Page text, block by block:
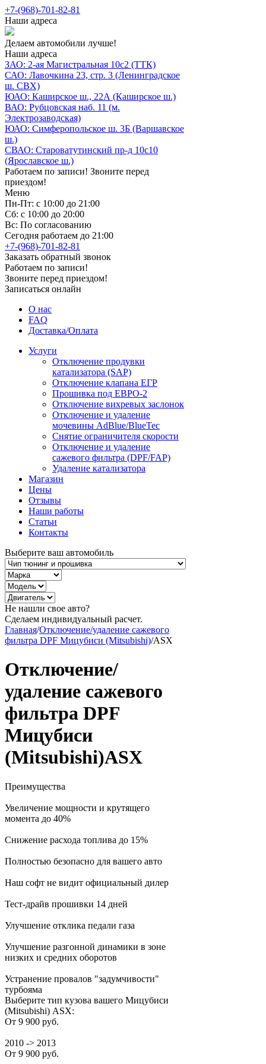
+7-(968)-701-82-81
Наши адреса
Делаем автомобили лучше!
Наши адреса
ЗАО: 2-ая Магистральная 10с2 (ТТК)
САО: Лавочкина 23, стр. 3 (Ленинградское
ш. СВХ)
ЮАО: Каширское ш., 22А (Каширское ш.)
ВАО: Рубцовская наб. 11 (м.
Электрозаводская)
ЮАО: Симферопольское ш. 3Б (Варшавское
ш.)
СВАО: Староватутинский пр-д 10с10
(Ярославское ш.)
Работаем по записи! Звоните перед
приездом!
Меню
Пн-Пт: с 10:00 до 21:00
Сб: с 10:00 до 20:00
Вс: По согласованию
Сегодня работаем до 21:00
+7-(968)-701-82-81
Заказать обратный звонок
Работаем по записи!
Звоните перед приездом!
Записаться онлайн
О нас
FAQ
Доставка/Оплата
Услуги
Отключение продувки
катализатора (SAP)
Отключение клапана ЕГР
Прошивка под ЕВРО-2
Отключение вихревых заслонок
Отключение и удаление
мочевины AdBlue/BlueTec
Снятие ограничителя скорости
Отключение и удаление
сажевого фильтра (DPF/FAP)
Удаление катализатора
Магазин
Цены
Отзывы
Наши работы
Статьи
Контакты
Выберите ваш автомобиль
Не нашли свое авто?
Сделаем индивидуальный расчет.
Главная/Отключение/удаление сажевого
фильтра DPF Мицубиси (Mitsubishi)/ASX
Отключение/
удаление сажевого
фильтра DPF
Мицубиси
(Mitsubishi)ASX
Преимущества
Увеличение мощности и крутящего
момента до 40%
Снижение расхода топлива до 15%
Полностью безопасно для вашего авто
Наш софт не видит официальный дилер
Тест-драйв прошивки 14 дней
Улучшение отклика педали газа
Улучшение разгонной динамики в зоне
низких и средних оборотов
Устранение провалов "задумчивости"
турбояма
Выберите тип кузова вашего Мицубиси
(Mitsubishi) ASX:
От 9 900 руб.
2010 -> 2013
От 9 900 руб.